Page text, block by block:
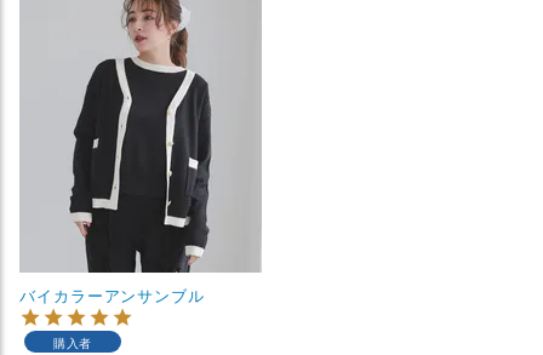
バイカラーアンサンブル
購入者